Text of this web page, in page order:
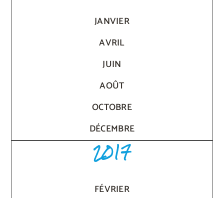
JANVIER
AVRIL
JUIN
AOÛT
OCTOBRE
DÉCEMBRE
2017
FÉVRIER